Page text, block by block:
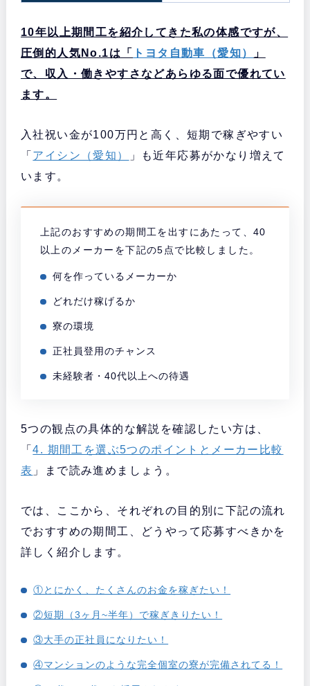
10年以上期間工を紹介してきた私の体感ですが、
圧倒的人気No.1は「
トヨタ自動車（愛知）
」
で、収入・働きやすさなどあらゆる面で優れてい
ます。
入社祝い金が100万円と高く、短期で稼ぎやすい
「 アイシン（愛知）
」も近年応募がかなり増えて
います。
上記のおすすめの期間工を出すにあたって、40
以上のメーカーを下記の5点で比較しました。
何を作っているメーカーか
どれだけ稼げるか
寮の環境
正社員登用のチャンス
未経験者・40代以上への待遇
5つの観点の具体的な解説を確認したい方は、
「4. 期間工を選ぶ5つのポイントとメーカー比較
表 」まで読み進めましょう。
では、ここから、それぞれの目的別に下記の流れ
でおすすめの期間工、どうやって応募すべきかを
詳しく紹介します。
①とにかく、たくさんのお金を稼ぎたい！
②短期（3ヶ月~半年）で稼ぎきりたい！
③大手の正社員になりたい！
④マンションのような完全個室の寮が完備されてる！